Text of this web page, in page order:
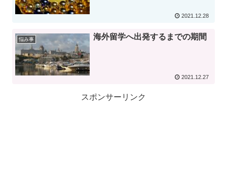
2021.12.28
悩み事 海外留学へ出発するまでの期間
2021.12.27
スポンサーリンク